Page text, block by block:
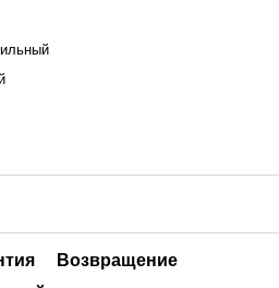
Возвращение